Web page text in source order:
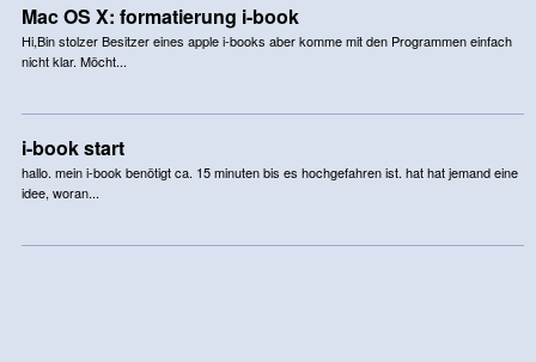
Mac OS X: formatierung i-book
Hi,Bin stolzer Besitzer eines apple i-books aber komme mit den Programmen einfach
nicht klar. Möcht...
i-book start
hallo. mein i-book benötigt ca. 15 minuten bis es hochgefahren ist. hat hat jemand eine
idee, woran...